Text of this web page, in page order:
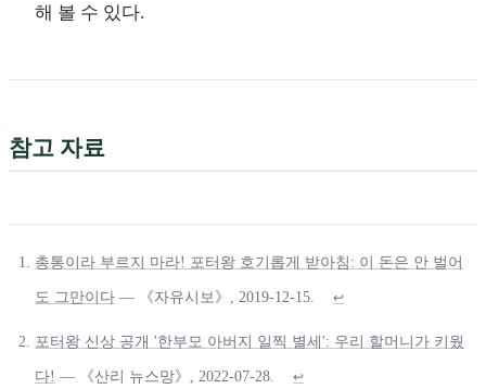
해 볼 수 있다.
참고 자료
총통이라 부르지 마라! 포터왕 호기롭게 받아침: 이 돈은 안 벌어
도 그만이다 — 《자유시보》, 2019-12-15. ↩
포터왕 신상 공개 '한부모 아버지 일찍 별세': 우리 할머니가 키웠
다! — 《산리 뉴스망》, 2022-07-28. ↩